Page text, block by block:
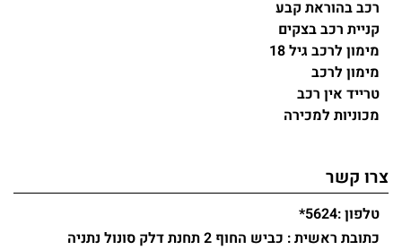
רכב בהוראת קבע
קניית רכב בצקים
מימון לרכב גיל 18
מימון לרכב
טרייד אין רכב
מכוניות למכירה
צרו קשר
טלפון :*5624
כתובת ראשית : כביש החוף 2 תחנת דלק סונול נתניה